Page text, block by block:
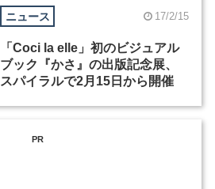
ニュース 17/2/15
「Coci la elle」初のビジュアル
ブック『かさ』の出版記念展、
スパイラルで2月15日から開催
PR